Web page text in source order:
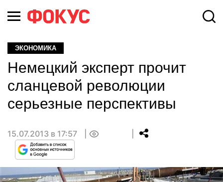
ЭКОНОМИКА
Немецкий эксперт прочит
сланцевой революции
серьезные перспективы
15.07.2013 в 17:57